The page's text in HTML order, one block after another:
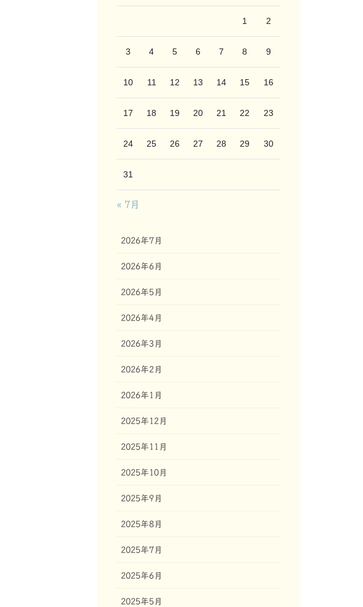
1 2
3 4 5 6 7 8 9
10 11 12 13 14 15 16
17 18 19 20 21 22 23
24 25 26 27 28 29 30
31
« 7月
2026年7月
2026年6月
2026年5月
2026年4月
2026年3月
2026年2月
2026年1月
2025年12月
2025年11月
2025年10月
2025年9月
2025年8月
2025年7月
2025年6月
2025年5月